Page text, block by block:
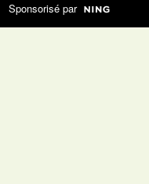
Sponsorisé par